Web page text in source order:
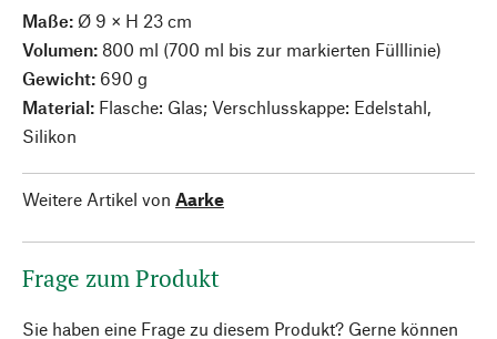
Maße: Ø 9 × H 23 cm
Volumen: 800 ml (700 ml bis zur markierten Fülllinie)
Gewicht: 690 g
Material: Flasche: Glas; Verschlusskappe: Edelstahl,
Silikon
Weitere Artikel von Aarke
Frage zum Produkt
Sie haben eine Frage zu diesem Produkt? Gerne können